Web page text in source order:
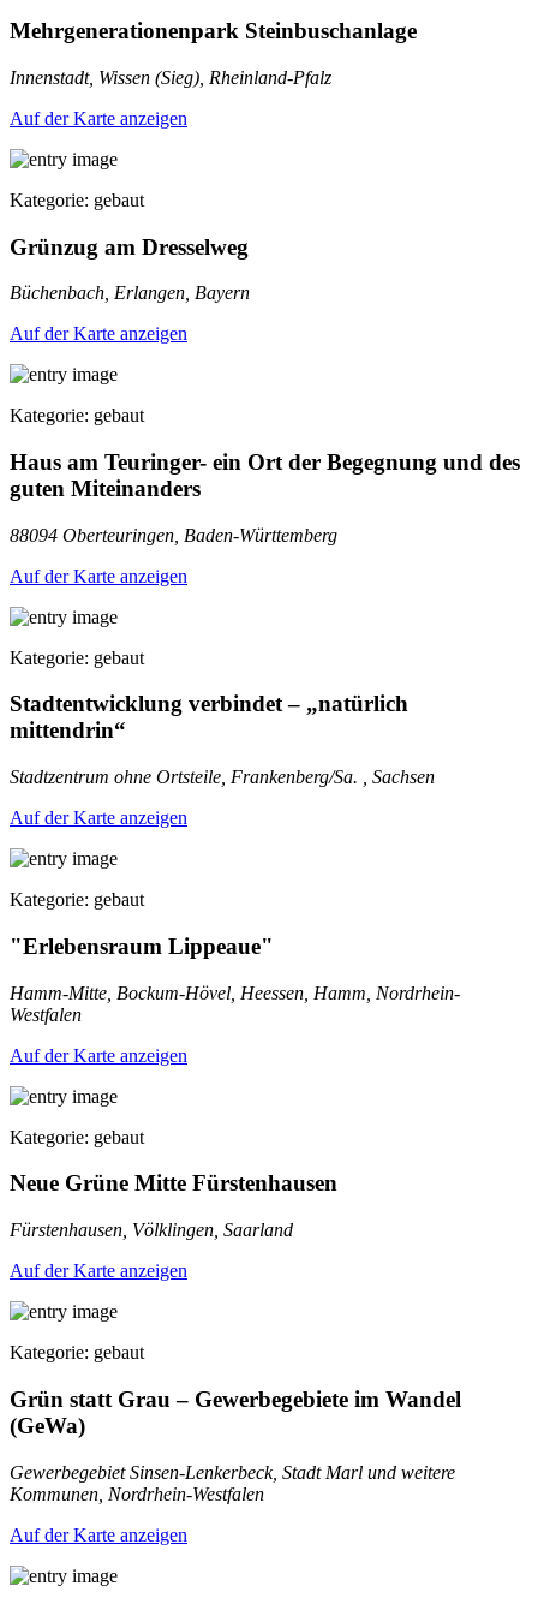
Mehrgenerationenpark Steinbuschanlage
Innenstadt, Wissen (Sieg), Rheinland-Pfalz
Auf der Karte anzeigen
Kategorie: gebaut
Grünzug am Dresselweg
Büchenbach, Erlangen, Bayern
Auf der Karte anzeigen
Kategorie: gebaut
Haus am Teuringer- ein Ort der Begegnung und des
guten Miteinanders
88094 Oberteuringen, Baden-Württemberg
Auf der Karte anzeigen
Kategorie: gebaut
Stadtentwicklung verbindet – „natürlich
mittendrin“
Stadtzentrum ohne Ortsteile, Frankenberg/Sa. , Sachsen
Auf der Karte anzeigen
Kategorie: gebaut
"Erlebensraum Lippeaue"
Hamm-Mitte, Bockum-Hövel, Heessen, Hamm, Nordrhein-
Westfalen
Auf der Karte anzeigen
Kategorie: gebaut
Neue Grüne Mitte Fürstenhausen
Fürstenhausen, Völklingen, Saarland
Auf der Karte anzeigen
Kategorie: gebaut
Grün statt Grau – Gewerbegebiete im Wandel
(GeWa)
Gewerbegebiet Sinsen-Lenkerbeck, Stadt Marl und weitere
Kommunen, Nordrhein-Westfalen
Auf der Karte anzeigen